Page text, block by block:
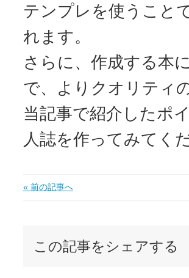
テンプレを使うこと
れます。
さらに、作成する本
で、よりクオリティ
当記事で紹介したポ
人誌を作ってみてく
« 前の記事へ
この記事をシェアする